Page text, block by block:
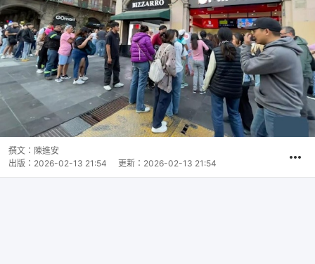
撰文： 陳進安
出版： 2026-02-13 21:54 更新： 2026-02-13 21:54